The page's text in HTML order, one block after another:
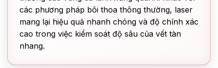
các phương pháp bôi thoa thông thường, laser
mang lại hiệu quả nhanh chóng và độ chính xác
cao trong việc kiểm soát độ sâu của vết tàn
nhang.